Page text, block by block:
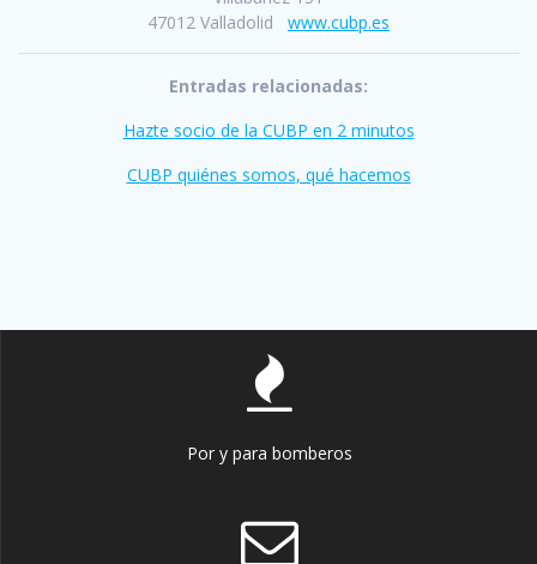
47012 Valladolid www.cubp.es
Entradas relacionadas:
Hazte socio de la CUBP en 2 minutos
CUBP quiénes somos, qué hacemos
Por y para bomberos